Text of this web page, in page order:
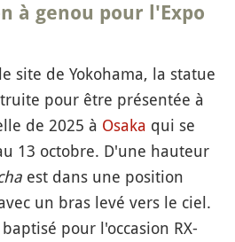
à genou pour l'Expo
site de Yokohama, la statue
pour être présentée à
de 2025 à Osaka qui se
13 octobre. D'une hauteur
est dans une position
un bras levé vers le ciel.
pour l'occasion RX-